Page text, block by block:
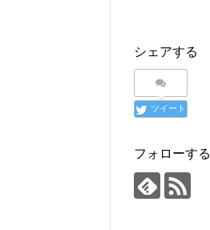
シェアする
ツイート
フォローする